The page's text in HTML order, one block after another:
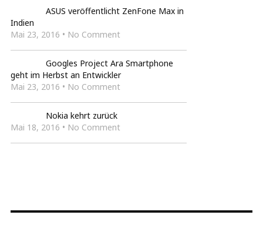
ASUS veröffentlicht ZenFone Max in
Indien
Mai 23, 2016 • No Comment
Googles Project Ara Smartphone
geht im Herbst an Entwickler
Mai 23, 2016 • No Comment
Nokia kehrt zurück
Mai 18, 2016 • No Comment